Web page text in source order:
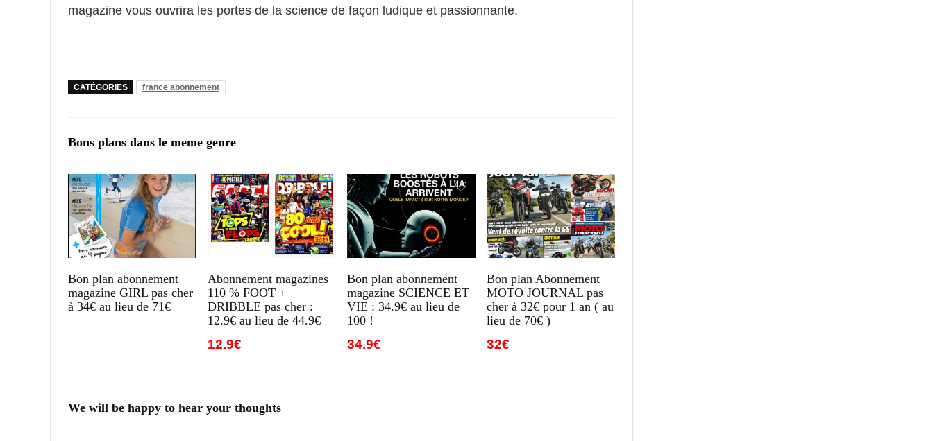
magazine vous ouvrira les portes de la science de façon ludique et passionnante.
CATÉGORIES france abonnement
Bons plans dans le meme genre
Bon plan abonnement
magazine GIRL pas cher
à 34€ au lieu de 71€
Abonnement magazines
110 % FOOT +
DRIBBLE pas cher :
12.9€ au lieu de 44.9€
12.9€
Bon plan abonnement
magazine SCIENCE ET
VIE : 34.9€ au lieu de
100 !
34.9€
Bon plan Abonnement
MOTO JOURNAL pas
cher à 32€ pour 1 an ( au
lieu de 70€ )
32€
We will be happy to hear your thoughts